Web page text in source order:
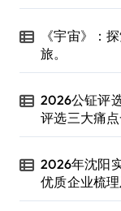
《宇宙》：
旅。
2026公钲评
评选三大痛
2026年沈阳
优质企业梳